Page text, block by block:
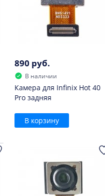
890 руб.
В наличии
Камера для Infinix Hot 40
Pro задняя
В корзину